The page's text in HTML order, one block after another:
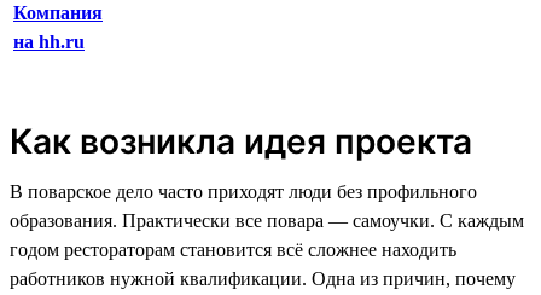
Компания
на hh.ru
Как возникла идея проекта
В поварское дело часто приходят люди без профильного
образования. Практически все повара — самоучки. С каждым
годом рестораторам становится всё сложнее находить
работников нужной квалификации. Одна из причин, почему